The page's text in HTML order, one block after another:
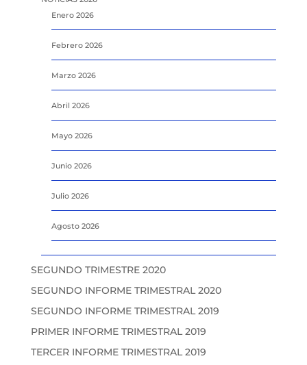
Enero 2026
Febrero 2026
Marzo 2026
Abril 2026
Mayo 2026
Junio 2026
Julio 2026
Agosto 2026
SEGUNDO TRIMESTRE 2020
SEGUNDO INFORME TRIMESTRAL 2020
SEGUNDO INFORME TRIMESTRAL 2019
PRIMER INFORME TRIMESTRAL 2019
TERCER INFORME TRIMESTRAL 2019